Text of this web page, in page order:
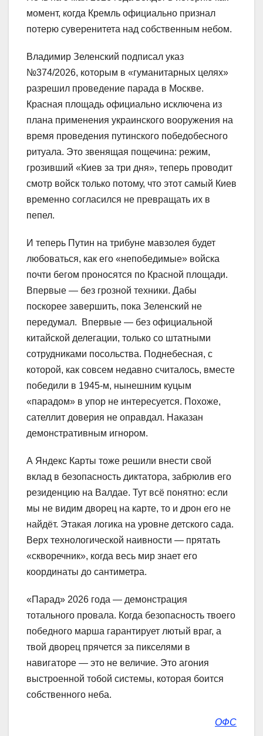
момент, когда Кремль официально признал
потерю суверенитета над собственным небом.
Владимир Зеленский подписал указ
№374/2026, которым в «гуманитарных целях»
разрешил проведение парада в Москве.
Красная площадь официально исключена из
плана применения украинского вооружения на
время проведения путинского победобесного
ритуала. Это звенящая пощечина: режим,
грозивший «Киев за три дня», теперь проводит
смотр войск только потому, что этот самый Киев
временно согласился не превращать их в
пепел.
И теперь Путин на трибуне мавзолея будет
любоваться, как его «непобедимые» войска
почти бегом проносятся по Красной площади.
Впервые — без грозной техники. Дабы
поскорее завершить, пока Зеленский не
передумал. Впервые — без официальной
китайской делегации, только со штатными
сотрудниками посольства. Поднебесная, с
которой, как совсем недавно считалось, вместе
победили в 1945-м, нынешним куцым
«парадом» в упор не интересуется. Похоже,
сателлит доверия не оправдал. Наказан
демонстративным игнором.
А Яндекс Карты тоже решили внести свой
вклад в безопасность диктатора, забрюлив его
резиденцию на Валдае. Тут всё понятно: если
мы не видим дворец на карте, то и дрон его не
найдёт. Этакая логика на уровне детского сада.
Верх технологической наивности — прятать
«скворечник», когда весь мир знает его
координаты до сантиметра.
«Парад» 2026 года — демонстрация
тотального провала. Когда безопасность твоего
победного марша гарантирует лютый враг, а
твой дворец прячется за пикселями в
навигаторе — это не величие. Это агония
выстроенной тобой системы, которая боится
собственного неба.
ОФС